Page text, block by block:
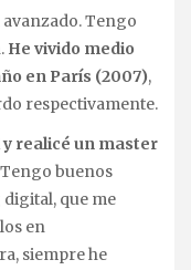
Tengo
He vivido medio
en París (2007),
respectivamente.
realicé un master
Tengo buenos
que me
en
siempre he